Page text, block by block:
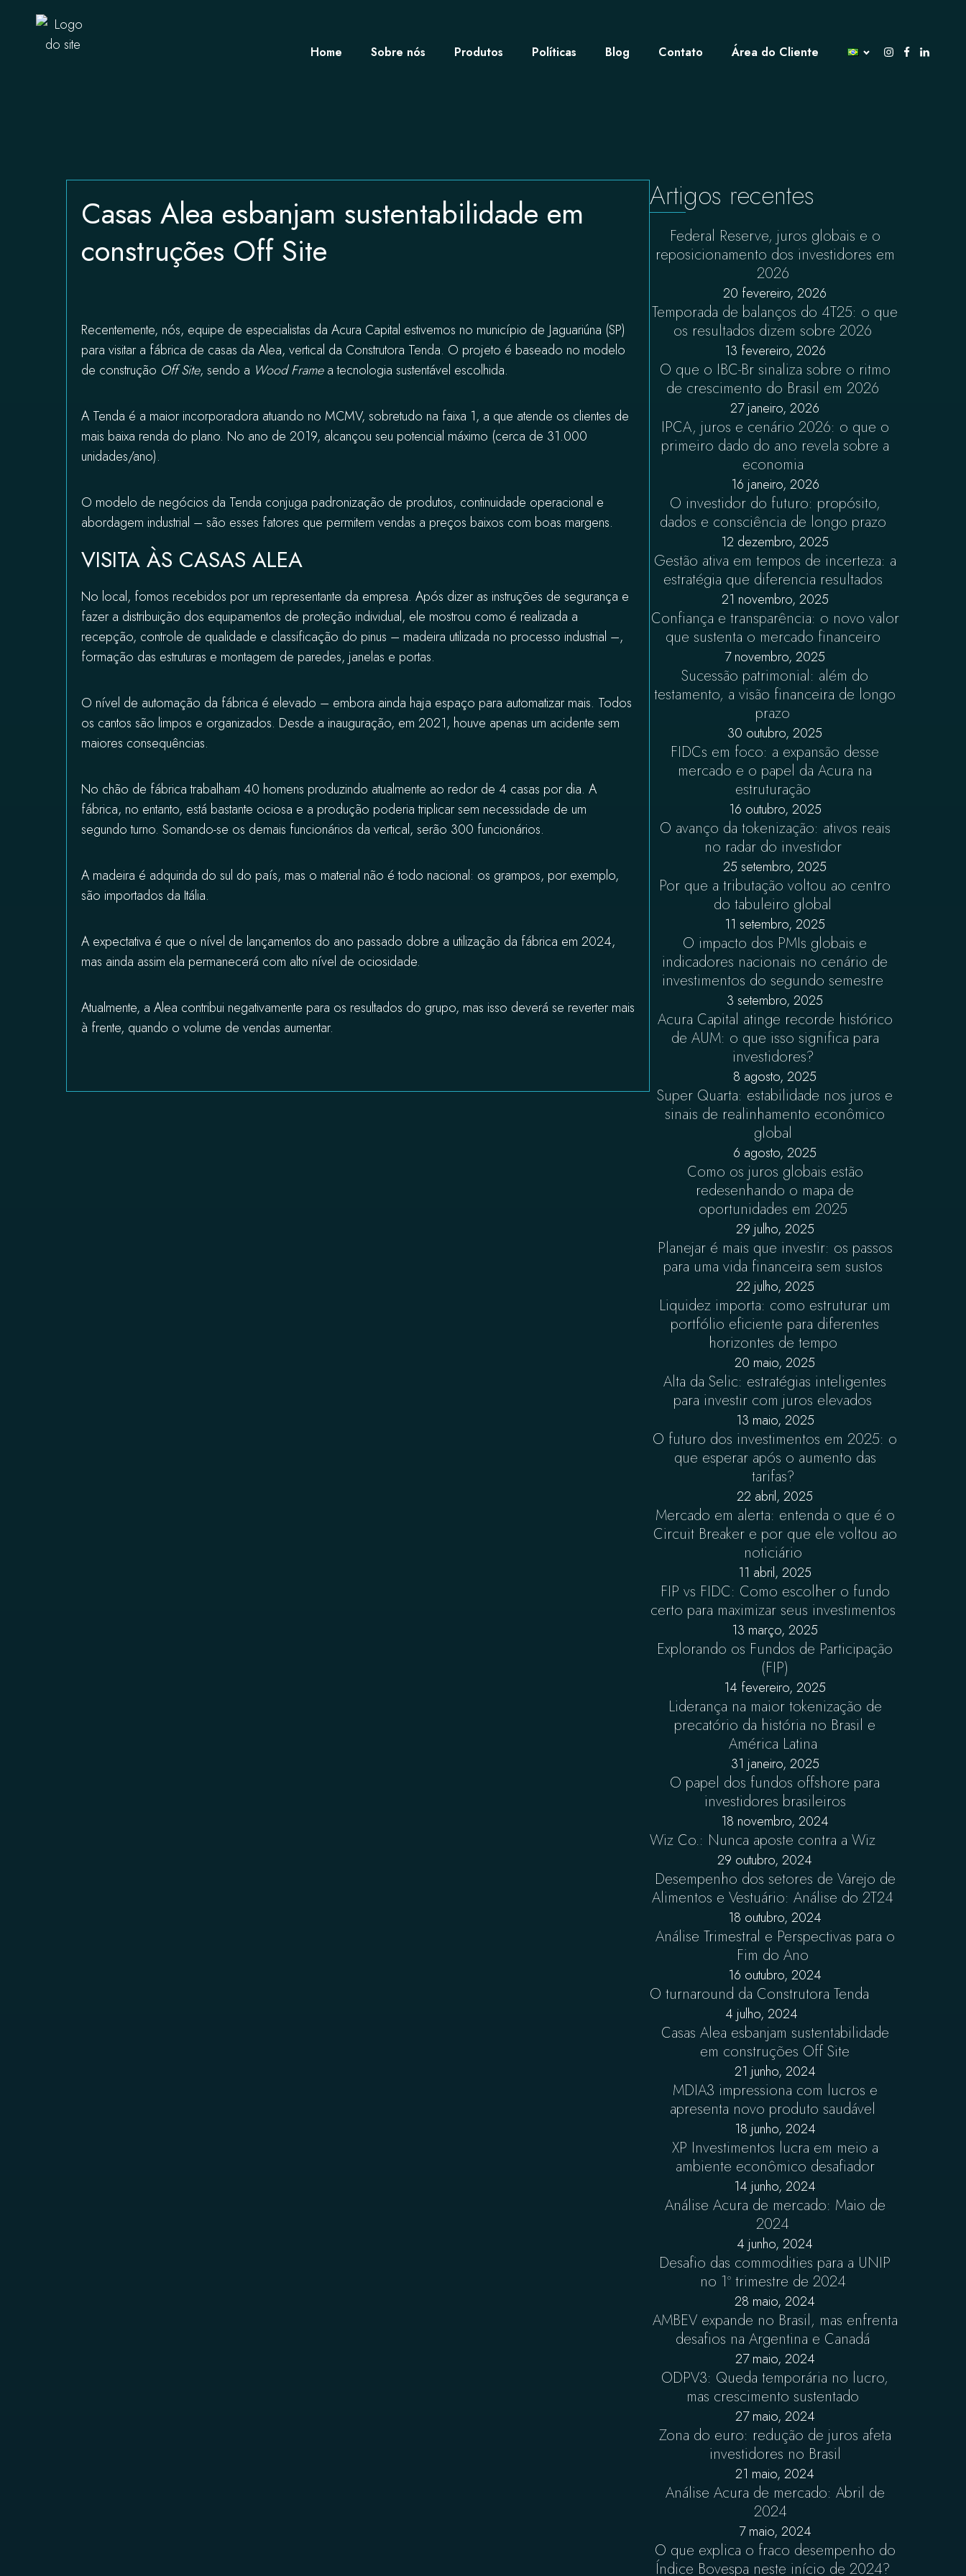
Home Sobre nós Produtos Políticas Blog Contato Área do Cliente
Casas Alea esbanjam sustentabilidade em
construções Off Site
Recentemente, nós, equipe de especialistas da Acura Capital estivemos no município de Jaguariúna (SP)
para visitar a fábrica de casas da Alea, vertical da Construtora Tenda. O projeto é baseado no modelo
de construção Off Site, sendo a Wood Framea tecnologia sustentável escolhida.
A Tenda é a maior incorporadora atuando no MCMV, sobretudo na faixa 1, a que atende os clientes de
mais baixa renda do plano. No ano de 2019, alcançou seu potencial máximo (cerca de 31.000
unidades/ano).
O modelo de negócios da Tenda conjuga padronização de produtos, continuidade operacional e
abordagem industrial – são esses fatores que permitem vendas a preços baixos com boas margens.
VISITA ÀS CASAS ALEA
No local, fomos recebidos por um representante da empresa. Após dizer as instruções de segurança e
fazer a distribuição dos equipamentos de proteção individual, ele mostrou como é realizada a
recepção, controle de qualidade e classificação do pinus – madeira utilizada no processo industrial –,
formação das estruturas e montagem de paredes, janelas e portas.
O nível de automação da fábrica é elevado – embora ainda haja espaço para automatizar mais. Todos
os cantos são limpos e organizados. Desde a inauguração, em 2021, houve apenas um acidente sem
maiores consequências.
No chão de fábrica trabalham 40 homens produzindo atualmente ao redor de 4 casas por dia. A
fábrica, no entanto, está bastante ociosa e a produção poderia triplicar sem necessidade de um
segundo turno. Somando-se os demais funcionários da vertical, serão 300 funcionários.
A madeira é adquirida do sul do país, mas o material não é todo nacional: os grampos, por exemplo,
são importados da Itália.
A expectativa é que o nível de lançamentos do ano passado dobre a utilização da fábrica em 2024,
mas ainda assim ela permanecerá com alto nível de ociosidade.
Atualmente, a Alea contribui negativamente para os resultados do grupo, mas isso deverá se reverter mais
à frente, quando o volume de vendas aumentar.
Artigos recentes
Federal Reserve, juros globais e o
reposicionamento dos investidores em
2026
20 fevereiro, 2026
Temporada de balanços do 4T25: o que
os resultados dizem sobre 2026
13 fevereiro, 2026
O que o IBC-Br sinaliza sobre o ritmo
de crescimento do Brasil em 2026
27 janeiro, 2026
IPCA, juros e cenário 2026: o que o
primeiro dado do ano revela sobre a
economia
16 janeiro, 2026
O investidor do futuro: propósito,
dados e consciência de longo prazo
12 dezembro, 2025
Gestão ativa em tempos de incerteza: a
estratégia que diferencia resultados
21 novembro, 2025
Confiança e transparência: o novo valor
que sustenta o mercado financeiro
7 novembro, 2025
Sucessão patrimonial: além do
testamento, a visão financeira de longo
prazo
30 outubro, 2025
FIDCs em foco: a expansão desse
mercado e o papel da Acura na
estruturação
16 outubro, 2025
O avanço da tokenização: ativos reais
no radar do investidor
25 setembro, 2025
Por que a tributação voltou ao centro
do tabuleiro global
11 setembro, 2025
O impacto dos PMIs globais e
indicadores nacionais no cenário de
investimentos do segundo semestre
3 setembro, 2025
Acura Capital atinge recorde histórico
de AUM: o que isso significa para
investidores?
8 agosto, 2025
Super Quarta: estabilidade nos juros e
sinais de realinhamento econômico
global
6 agosto, 2025
Como os juros globais estão
redesenhando o mapa de
oportunidades em 2025
29 julho, 2025
Planejar é mais que investir: os passos
para uma vida financeira sem sustos
22 julho, 2025
Liquidez importa: como estruturar um
portfólio eficiente para diferentes
horizontes de tempo
20 maio, 2025
Alta da Selic: estratégias inteligentes
para investir com juros elevados
13 maio, 2025
O futuro dos investimentos em 2025: o
que esperar após o aumento das
tarifas?
22 abril, 2025
Mercado em alerta: entenda o que é o
Circuit Breaker e por que ele voltou ao
noticiário
11 abril, 2025
FIP vs FIDC: Como escolher o fundo
certo para maximizar seus investimentos
13 março, 2025
Explorando os Fundos de Participação
(FIP)
14 fevereiro, 2025
Liderança na maior tokenização de
precatório da história no Brasil e
América Latina
31 janeiro, 2025
O papel dos fundos offshore para
investidores brasileiros
18 novembro, 2024
Wiz Co.: Nunca aposte contra a Wiz
29 outubro, 2024
Desempenho dos setores de Varejo de
Alimentos e Vestuário: Análise do 2T24
18 outubro, 2024
Análise Trimestral e Perspectivas para o
Fim do Ano
16 outubro, 2024
O turnaround da Construtora Tenda
4 julho, 2024
Casas Alea esbanjam sustentabilidade
em construções Off Site
21 junho, 2024
MDIA3 impressiona com lucros e
apresenta novo produto saudável
18 junho, 2024
XP Investimentos lucra em meio a
ambiente econômico desafiador
14 junho, 2024
Análise Acura de mercado: Maio de
2024
4 junho, 2024
Desafio das commodities para a UNIP
no 1º trimestre de 2024
28 maio, 2024
AMBEV expande no Brasil, mas enfrenta
desafios na Argentina e Canadá
27 maio, 2024
ODPV3: Queda temporária no lucro,
mas crescimento sustentado
27 maio, 2024
Zona do euro: redução de juros afeta
investidores no Brasil
21 maio, 2024
Análise Acura de mercado: Abril de
2024
7 maio, 2024
O que explica o fraco desempenho do
Índice Bovespa neste início de 2024?